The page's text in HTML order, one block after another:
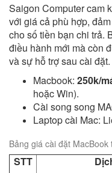
Saigon Computer cam
với giá cả phù hợp,
cho số tiền bạn chi trả.
điều hành mới mà còn
và sự hỗ trợ sau cài đặt.
Macbook: 250k/
hoặc Win).
Cài song song
Laptop cài Mac:
Bảng giá cài đặt
STT